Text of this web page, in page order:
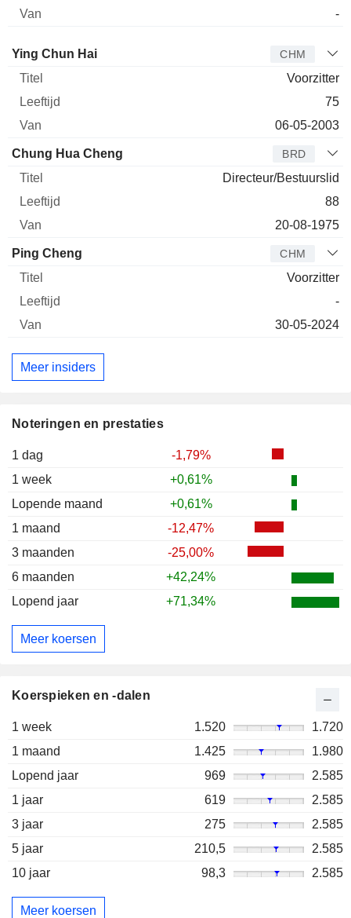
Noteringen en prestaties
1 dag
-1,79%
1 week
+0,61%
Lopende maand
+0,61%
1 maand
-12,47%
3 maanden
-25,00%
6 maanden
+42,24%
Lopend jaar
+71,34%
Meer koersen
Koerspieken en -dalen
1 week 1.520
1.720
1 maand
1.425
1.980
Lopend jaar
969
2.585
1 jaar
619
2.585
3 jaar
275
2.585
5 jaar
210,5
2.585
10 jaar
98,3 2.585
Meer koersen
-
Bestuurder Titel
Ying Chun Hai CHM
Voorzitter
75
06-05-2003
Chung Hua Cheng BRD
Directeur/Bestuurslid
88
20-08-1975
Ping Cheng CHM
Voorzitter
-
30-05-2024
Meer insiders